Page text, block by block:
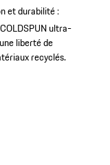
et durabilité :
ultra-
liberté de
recyclés.